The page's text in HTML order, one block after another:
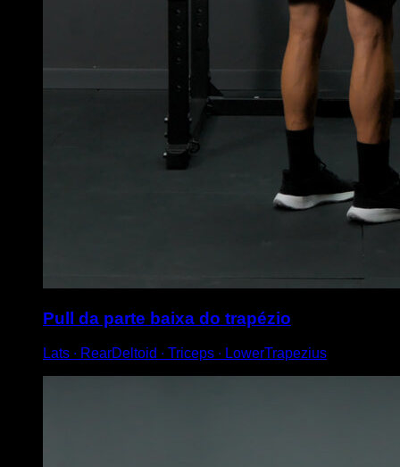
Pull da parte baixa do trapézio
Lats ∙ RearDeltoid ∙ Triceps ∙ LowerTrapezius